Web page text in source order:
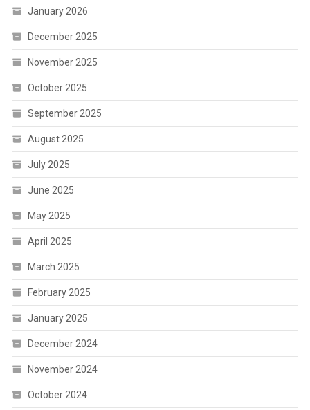
January 2026
December 2025
November 2025
October 2025
September 2025
August 2025
July 2025
June 2025
May 2025
April 2025
March 2025
February 2025
January 2025
December 2024
November 2024
October 2024